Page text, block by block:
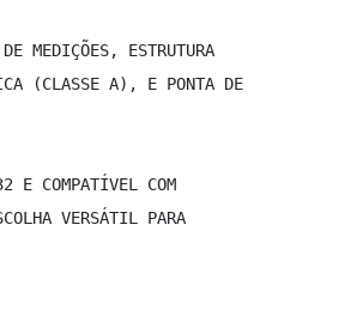
MEDIÇÕES, ESTRUTURA
(CLASSE A), E PONTA DE
E COMPATÍVEL COM
VERSÁTIL PARA